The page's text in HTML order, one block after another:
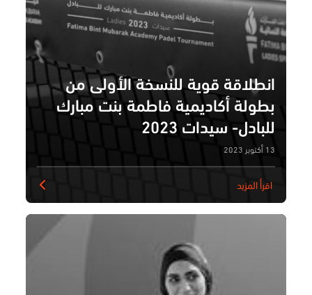
انطلاقة قوية للنسخة الأولى من
بطولة أكاديمية فاطمة بنت مبارك
للبادل- سيدات 2023
13 أكتوبر 2023
اقرأ المزيد